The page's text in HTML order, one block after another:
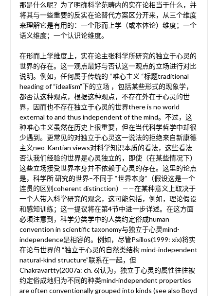
那是什么呢？为了明确科学范畴内的实在论相当于什么，并
将其与一些重要的反实在论替代方案区分开来，从三个维度
来理解它是有用的：一个形而上学（或本体论）维度；一个
语义维度；一个认识论维度。
在形而上学维度上，实在论主张科学所研究的独立于心灵的
世界的存在。这一观点最好与否认这一观点的立场进行对比
说明。例如，任何属于传统的 “唯心主义 “标题traditional
heading of “idealism”下的立场 ，包括某些形式的现象学，
都否认这种观点，根据这种观点，不存在外在于心灵的世
界，因而也不存在独立于心灵的世界there is no world
external to and thus independent of the mind。不过，这
种唯心主义虽然在历史上很重要，但在当代科学哲学中却很
少遇到。更常见的对独立于心灵这一说法的拒绝来自新康德
主义neo-Kantian views对科学知识本质的看法，这些看法
否认我们经验的世界是心灵独立的，即使（在某些情况下）
这些立场接受世界本身并不依赖于心灵的存在。这里的论点
是，科学所 研究的世界–不同于 “世界本身”（假设这是一个
连贯的区别coherent distinction）——在某种意义上取决于
一个人带入科学研究的观念，这可能包括，例如，理论假设
和感知训练；这一提议将在第4节中进一步详述。在这方面
必须注意到，科学分类学中的人类约定俗成human
convention in scientific taxonomy与独立于心灵mind-
independence是相容的。例如，尽管Psillos(1999: xix)将实
在论与世界的 “独立于心灵的自然类结构 mind-independent
natural-kind structure”联系在一起，但
Chakravartty(2007a: ch. 6)认为，独立于心灵的属性往往被
约定俗成地归为不同的种类mind-independent properties
are often conventionally grouped into kinds (see also Boyd